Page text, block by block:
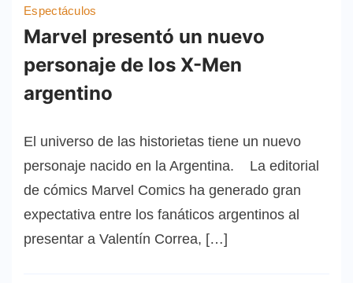
Espectáculos
Marvel presentó un nuevo
personaje de los X-Men
argentino
El universo de las historietas tiene un nuevo
personaje nacido en la Argentina. La editorial
de cómics Marvel Comics ha generado gran
expectativa entre los fanáticos argentinos al
presentar a Valentín Correa, […]